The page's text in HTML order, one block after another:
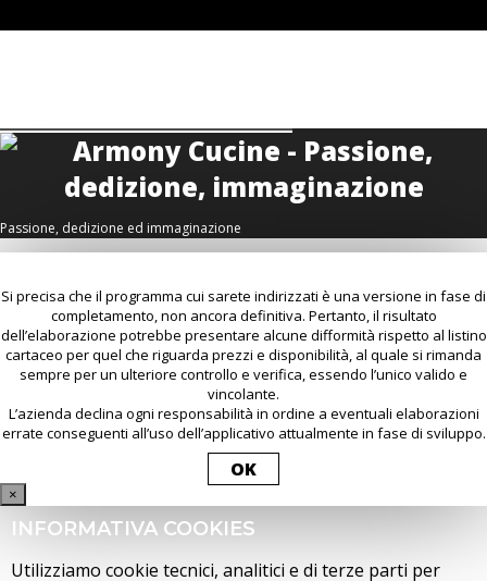
Passione, dedizione ed immaginazione
Si precisa che il programma cui sarete indirizzati è una versione in fase di
completamento, non ancora definitiva. Pertanto, il risultato
dell’elaborazione potrebbe presentare alcune difformità rispetto al listino
cartaceo per quel che riguarda prezzi e disponibilità, al quale si rimanda
sempre per un ulteriore controllo e verifica, essendo l’unico valido e
vincolante.
L’azienda declina ogni responsabilità in ordine a eventuali elaborazioni
errate conseguenti all’uso dell’applicativo attualmente in fase di sviluppo.
OK
×
INFORMATIVA COOKIES
Utilizziamo cookie tecnici, analitici e di terze parti per